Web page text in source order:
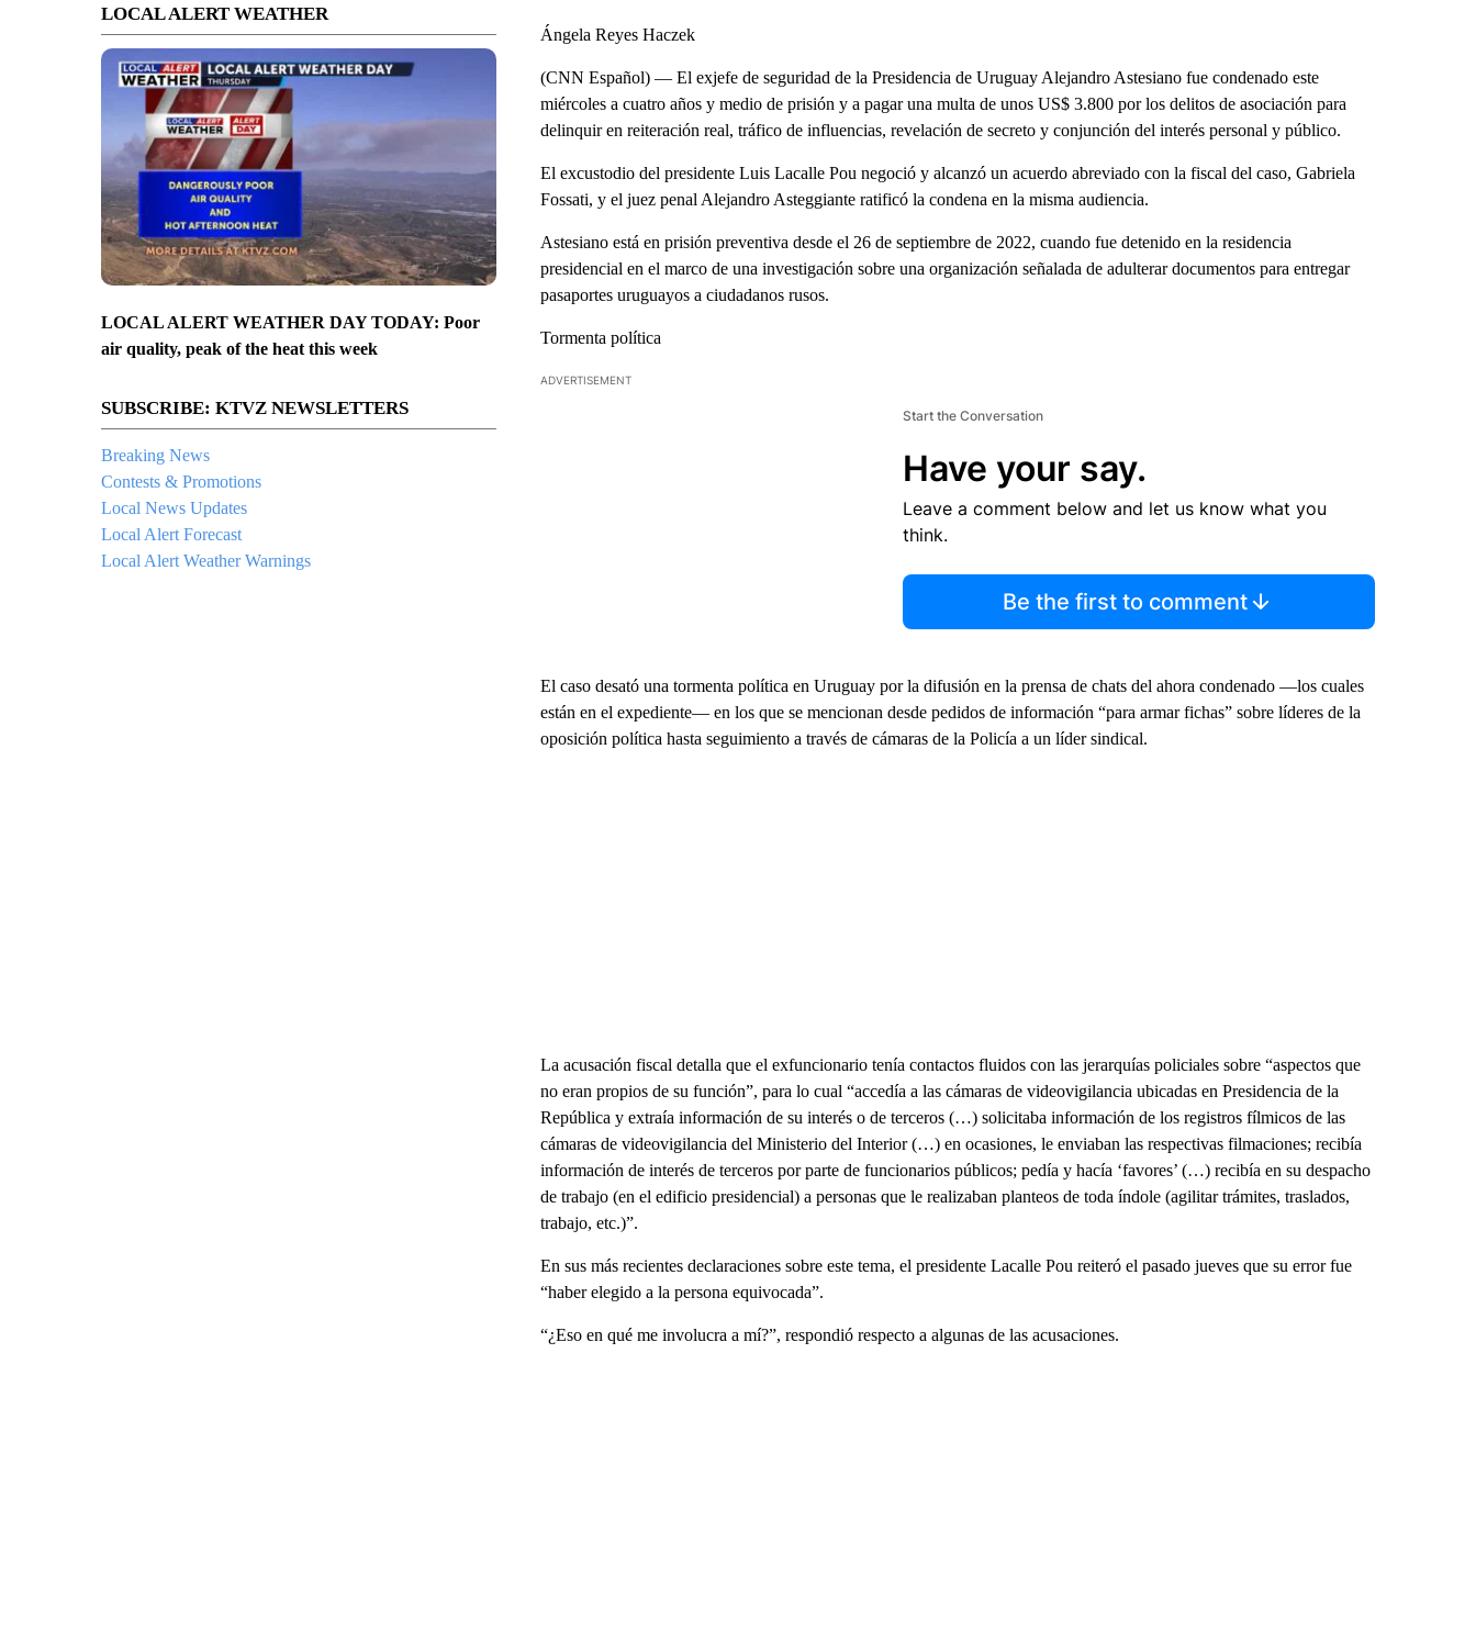
LOCAL ALERT WEATHER
LOCAL ALERT WEATHER DAY TODAY: Poor
air quality, peak of the heat this week
SUBSCRIBE: KTVZ NEWSLETTERS
Breaking News
Contests & Promotions
Local News Updates
Local Alert Forecast
Local Alert Weather Warnings
Ángela Reyes Haczek
(CNN Español) — El exjefe de seguridad de la Presidencia de Uruguay Alejandro Astesiano fue condenado este
miércoles a cuatro años y medio de prisión y a pagar una multa de unos US$ 3.800 por los delitos de asociación para
delinquir en reiteración real, tráfico de influencias, revelación de secreto y conjunción del interés personal y público.
El excustodio del presidente Luis Lacalle Pou negoció y alcanzó un acuerdo abreviado con la fiscal del caso, Gabriela
Fossati, y el juez penal Alejandro Asteggiante ratificó la condena en la misma audiencia.
Astesiano está en prisión preventiva desde el 26 de septiembre de 2022, cuando fue detenido en la residencia
presidencial en el marco de una investigación sobre una organización señalada de adulterar documentos para entregar
pasaportes uruguayos a ciudadanos rusos.
Tormenta política
ADVERTISEMENT
Start the Conversation
Have your say.
Leave a comment below and let us know what you
think.
Be the first to comment
El caso desató una tormenta política en Uruguay por la difusión en la prensa de chats del ahora condenado —los cuales
están en el expediente— en los que se mencionan desde pedidos de información “para armar fichas” sobre líderes de la
oposición política hasta seguimiento a través de cámaras de la Policía a un líder sindical.
La acusación fiscal detalla que el exfuncionario tenía contactos fluidos con las jerarquías policiales sobre “aspectos que
no eran propios de su función”, para lo cual “accedía a las cámaras de videovigilancia ubicadas en Presidencia de la
República y extraía información de su interés o de terceros (…) solicitaba información de los registros fílmicos de las
cámaras de videovigilancia del Ministerio del Interior (…) en ocasiones, le enviaban las respectivas filmaciones; recibía
información de interés de terceros por parte de funcionarios públicos; pedía y hacía ‘favores’ (…) recibía en su despacho
de trabajo (en el edificio presidencial) a personas que le realizaban planteos de toda índole (agilitar trámites, traslados,
trabajo, etc.)”.
En sus más recientes declaraciones sobre este tema, el presidente Lacalle Pou reiteró el pasado jueves que su error fue
“haber elegido a la persona equivocada”.
“¿Eso en qué me involucra a mí?”, respondió respecto a algunas de las acusaciones.